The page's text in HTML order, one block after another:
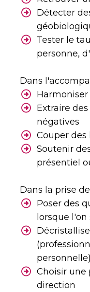
Détecter
Tester le
personne,
Dans
Harmoniser
Extraire
négatives
Couper des
Soutenir
présentiel
Dans la prise
Poser des
lorsque
personnelle)
Choisir une
direction